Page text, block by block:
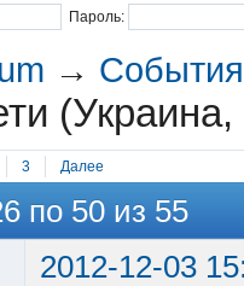
Пароль:
→
3 Далее
по 50 из 55
2012-12-03